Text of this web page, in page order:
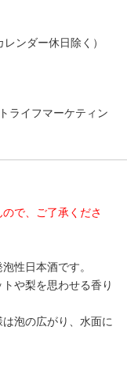
ンダー休日除く）
ライフマーケティン
で、ご了承くださ
性日本酒です。
や梨を思わせる香り
泡の広がり、水面に